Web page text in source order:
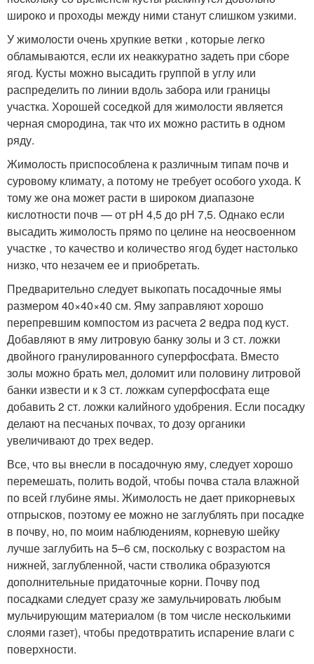
широко и проходы между ними станут слишком узкими.
У жимолости очень хрупкие ветки , которые легко
обламываются, если их неаккуратно задеть при сборе
ягод. Кусты можно высадить группой в углу или
распределить по линии вдоль забора или границы
участка. Хорошей соседкой для жимолости является
черная смородина, так что их можно растить в одном
ряду.
Жимолость приспособлена к различным типам почв и
суровому климату, а потому не требует особого ухода. К
тому же она может расти в широком диапазоне
кислотности почв — от рН 4,5 до рН 7,5. Однако если
высадить жимолость прямо по целине на неосвоенном
участке , то качество и количество ягод будет настолько
низко, что незачем ее и приобретать.
Предварительно следует выкопать посадочные ямы
размером 40×40×40 см. Яму заправляют хорошо
перепревшим компостом из расчета 2 ведра под куст.
Добавляют в яму литровую банку золы и 3 ст. ложки
двойного гранулированного суперфосфата. Вместо
золы можно брать мел, доломит или половину литровой
банки извести и к 3 ст. ложкам суперфосфата еще
добавить 2 ст. ложки калийного удобрения. Если посадку
делают на песчаных почвах, то дозу органики
увеличивают до трех ведер.
Все, что вы внесли в посадочную яму, следует хорошо
перемешать, полить водой, чтобы почва стала влажной
по всей глубине ямы. Жимолость не дает прикорневых
отпрысков, поэтому ее можно не заглублять при посадке
в почву, но, по моим наблюдениям, корневую шейку
лучше заглубить на 5–6 см, поскольку с возрастом на
нижней, заглубленной, части стволика образуются
дополнительные придаточные корни. Почву под
посадками следует сразу же замульчировать любым
мульчирующим материалом (в том числе несколькими
слоями газет), чтобы предотвратить испарение влаги с
поверхности.